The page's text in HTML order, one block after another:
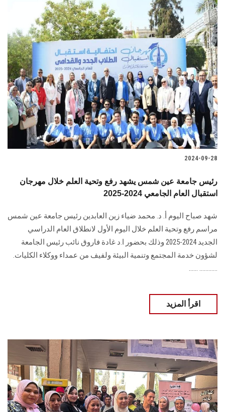
تواصل معنا
الطلاب
هيئة التدريس
الدراسات العليا
الزائـرون
سجل الان
2024-09-28
رئيس جامعة عين شمس يشهد رفع وتحية العلم خلال مهرجان
استقبال العام الجامعي 2024-2025
شهد صباح اليوم أ. د. محمد ضياء زين العابدين رئيس جامعة عين شمس
مراسم رفع وتحية العلم خلال اليوم الأول لانطلاق العام الدراسي
الجديد 2024-2025 وذلك بحضور ا.د غادة فاروق نائب رئيس الجامعة
لشؤون خدمة المجتمع وتنمية البيئة ولفيف من عمداء ووكلاء الكليات.
............ ......
اقرأ المزيد